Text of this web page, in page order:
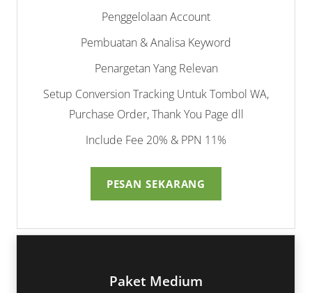
Penggelolaan Account
Pembuatan & Analisa Keyword
Penargetan Yang Relevan
Setup Conversion Tracking Untuk Tombol WA,
Purchase Order, Thank You Page dll
Include Fee 20% & PPN 11%
PESAN SEKARANG
Paket Medium